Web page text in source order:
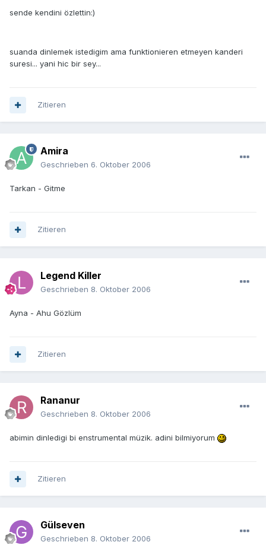
sende kendini özlettin:)
suanda dinlemek istedigim ama funktionieren etmeyen kanderi
suresi... yani hic bir sey...
Zitieren
Amira
Geschrieben 6. Oktober 2006
Tarkan - Gitme
Zitieren
Legend Killer
Geschrieben 8. Oktober 2006
Ayna - Ahu Gözlüm
Zitieren
Rananur
Geschrieben 8. Oktober 2006
abimin dinledigi bi enstrumental müzik. adini bilmiyorum
Zitieren
Gülseven
Geschrieben 8. Oktober 2006